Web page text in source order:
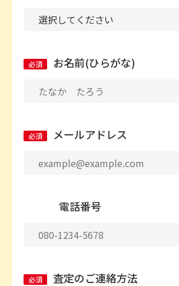
必須 お名前(ひらがな)
必須 メールアドレス
電話番号
必須 査定のご連絡方法